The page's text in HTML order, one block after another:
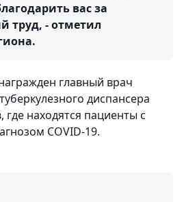
вас за
труд, - отметил
главный врач
диспансера
находятся пациенты с
COVID-19.